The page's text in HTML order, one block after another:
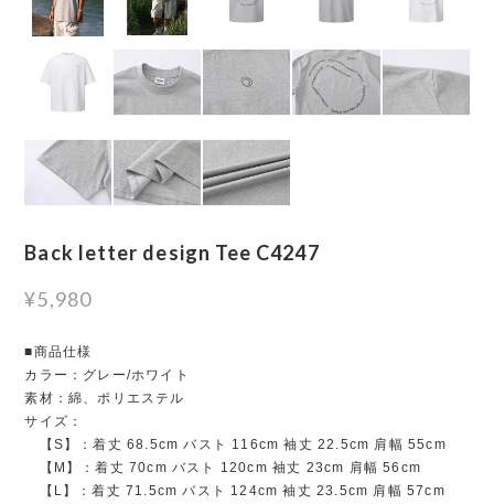
Back letter design Tee C4247
¥5,980
■商品仕様
カラー：グレー/ホワイト
素材：綿、ポリエステル
サイズ：
【S】：着丈 68.5cm バスト 116cm 袖丈 22.5cm 肩幅 55cm
【M】：着丈 70cm バスト 120cm 袖丈 23cm 肩幅 56cm
【L】：着丈 71.5cm バスト 124cm 袖丈 23.5cm 肩幅 57cm